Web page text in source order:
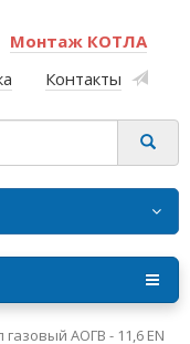
Монтаж КОТЛА
Контакты
газовый АОГВ - 11,6 ЕN